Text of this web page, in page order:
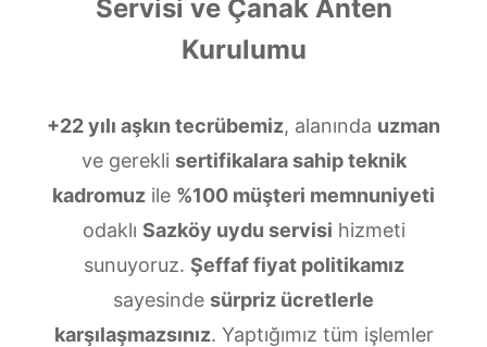
Servisi ve Çanak Anten
Kurulumu
+22 yılı aşkın tecrübemiz, alanında uzman
ve gerekli sertifikalara sahip teknik
kadromuz ile %100 müşteri memnuniyeti
odaklı Sazköy uydu servisi hizmeti
sunuyoruz. Şeffaf fiyat politikamız
sayesinde sürpriz ücretlerle
karşılaşmazsınız. Yaptığımız tüm işlemler